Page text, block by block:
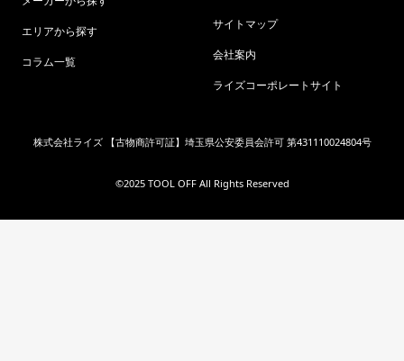
エリアから探す
コラム一覧
サイトマップ
会社案内
ライズコーポレートサイト
株式会社ライズ 【古物商許可証】埼玉県公安委員会許可 第431110024804号
©︎2025 TOOL OFF All Rights Reserved